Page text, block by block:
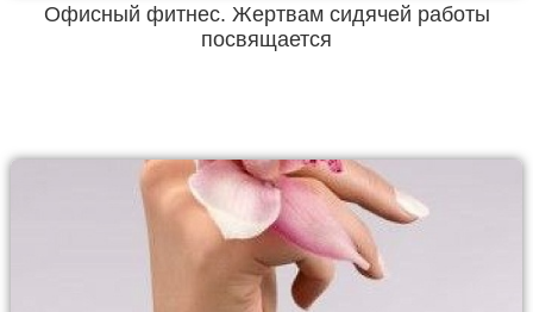
Офисный фитнес. Жертвам сидячей работы
посвящается